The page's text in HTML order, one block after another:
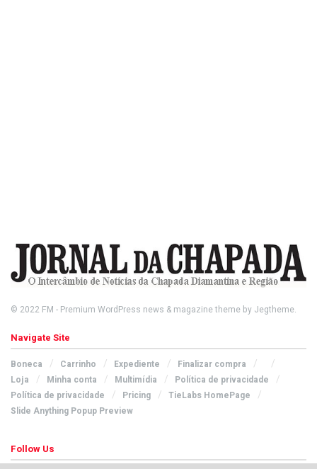
© 2022 FM - Premium WordPress news & magazine theme by Jegtheme.
Navigate Site
Boneca Carrinho Expediente
Finalizar compra
Loja
Minha conta Multimídia
Política de privacidade
Política de privacidade
Pricing
TieLabs HomePage
Slide Anything Popup Preview
Follow Us